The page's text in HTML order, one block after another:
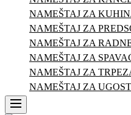
NAMEŠTAJ ZA
NAMEŠTAJ ZA
NAMEŠTAJ ZA
NAMEŠTAJ ZA
NAMEŠTAJ ZA
NAMEŠTAJ ZA
Menu